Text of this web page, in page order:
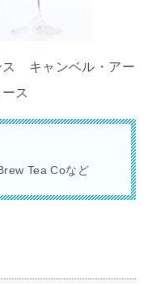
ス キャンベル・アー
ス
Tea Coなど